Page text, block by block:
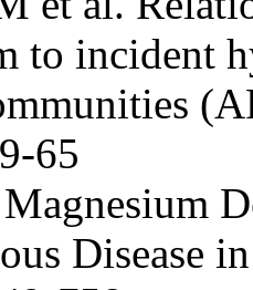
to incident
65
Disease